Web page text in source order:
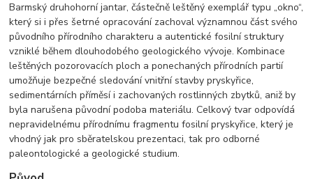
Barmský druhohorní jantar, částečně leštěný exemplář typu „okno“,
který si i přes šetrné opracování zachoval významnou část svého
původního přírodního charakteru a autentické fosilní struktury
vzniklé během dlouhodobého geologického vývoje. Kombinace
leštěných pozorovacích ploch a ponechaných přírodních partií
umožňuje bezpečné sledování vnitřní stavby pryskyřice,
sedimentárních příměsí i zachovaných rostlinných zbytků, aniž by
byla narušena původní podoba materiálu. Celkový tvar odpovídá
nepravidelnému přírodnímu fragmentu fosilní pryskyřice, který je
vhodný jak pro sběratelskou prezentaci, tak pro odborné
paleontologické a geologické studium.